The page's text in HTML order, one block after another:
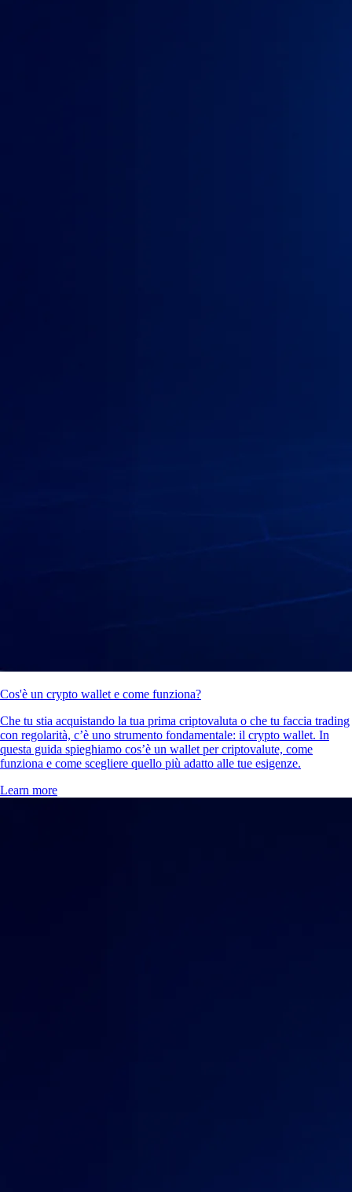
Cos'è un crypto wallet e come funziona?
Che tu stia acquistando la tua prima criptovaluta o che tu faccia trading
con regolarità, c’è uno strumento fondamentale: il crypto wallet. In
questa guida spieghiamo cos’è un wallet per criptovalute, come
funziona e come scegliere quello più adatto alle tue esigenze.
Learn more